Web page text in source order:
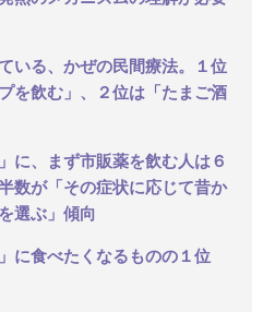
いる、かぜの民間療法。１位
を飲む」、２位は「たまご酒
に、まず市販薬を飲む人は６
数が「その症状に応じて昔か
選ぶ」傾向
に食べたくなるものの１位